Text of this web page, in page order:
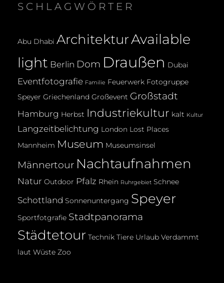
SCHLAGWÖRTER
Abu Dhabi ArchitekturAvailable
light Berlin Dom Draußen Dubai
Eventfotografie Familie Feuerwerk Fotogruppe
Speyer Griechenland Großevent Großstadt
Hamburg Herbst Industriekultur kalt Kultur
Langzeitbelichtung London Lost Places
Mannheim Museum Museumsinsel
Männertour Nachtaufnahmen
Natur Outdoor Pfalz Rhein Ruhrgebiet Schnee
Schottland Sonnenuntergang Speyer
Sportfotgrafie Stadtpanorama
Städtetour Technik Tiere Urlaub Verdammt
laut Wüste Zoo